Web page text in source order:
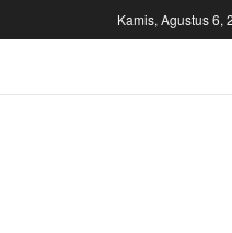
Kamis, Agustus 6,